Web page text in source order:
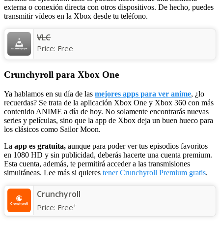
externa o conexión directa con otros dispositivos. De hecho, puedes
transmitir vídeos en la Xbox desde tu teléfono.
VLC
Price: Free
Crunchyroll para Xbox One
Ya hablamos en su día de las mejores apps para ver anime, ¿lo
recuerdas? Se trata de la aplicación Xbox One y Xbox 360 con más
contenido ANIME a día de hoy. No solamente encontrarás nuevas
series y películas, sino que la app de Xbox deja un buen hueco para
los clásicos como Sailor Moon.
La app es gratuita, aunque para poder ver tus episodios favoritos
en 1080 HD y sin publicidad, deberás hacerte una cuenta premium.
Esta cuenta, además, te permitirá acceder a las transmisiones
simultáneas. Lee más si quieres tener Crunchyroll Premium gratis.
Crunchyroll
Price: Free+